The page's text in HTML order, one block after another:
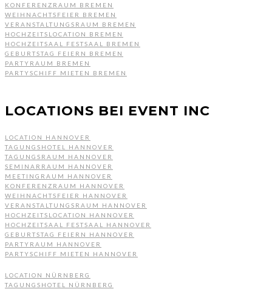
KONFERENZRAUM BREMEN
WEIHNACHTSFEIER BREMEN
VERANSTALTUNGSRAUM BREMEN
HOCHZEITSLOCATION BREMEN
HOCHZEITSAAL FESTSAAL BREMEN
GEBURTSTAG FEIERN BREMEN
PARTYRAUM BREMEN
PARTYSCHIFF MIETEN BREMEN
LOCATIONS BEI EVENT INC
LOCATION HANNOVER
TAGUNGSHOTEL HANNOVER
TAGUNGSRAUM HANNOVER
SEMINARRAUM HANNOVER
MEETINGRAUM HANNOVER
KONFERENZRAUM HANNOVER
WEIHNACHTSFEIER HANNOVER
VERANSTALTUNGSRAUM HANNOVER
HOCHZEITSLOCATION HANNOVER
HOCHZEITSAAL FESTSAAL HANNOVER
GEBURTSTAG FEIERN HANNOVER
PARTYRAUM HANNOVER
PARTYSCHIFF MIETEN HANNOVER
LOCATION NÜRNBERG
TAGUNGSHOTEL NÜRNBERG